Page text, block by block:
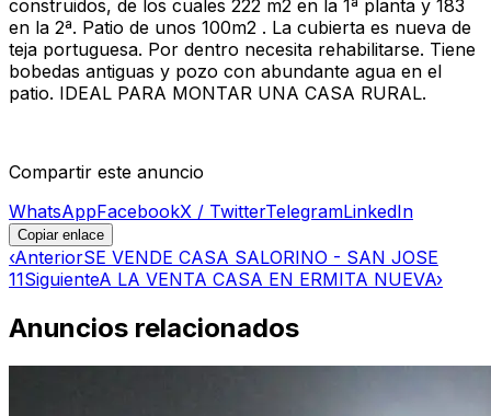
construidos, de los cuales 222 m2 en la 1ª planta y 183
en la 2ª. Patio de unos 100m2 . La cubierta es nueva de
teja portuguesa. Por dentro necesita rehabilitarse. Tiene
bobedas antiguas y pozo con abundante agua en el
patio. IDEAL PARA MONTAR UNA CASA RURAL.
Compartir este anuncio
WhatsAppFacebookX / TwitterTelegramLinkedIn
Copiar enlace
‹AnteriorSE VENDE CASA SALORINO - SAN JOSE
11SiguienteA LA VENTA CASA EN ERMITA NUEVA›
Anuncios relacionados